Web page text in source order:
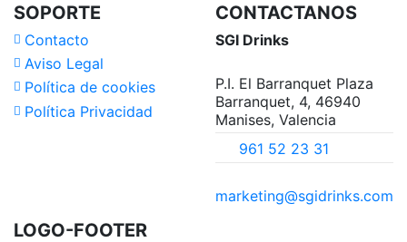
SOPORTE
Contacto
Aviso Legal
Política de cookies
Política Privacidad
CONTACTANOS
SGI Drinks
P.I. El Barranquet Plaza
Barranquet, 4, 46940
Manises, Valencia
961 52 23 31
marketing@sgidrinks.com
LOGO-FOOTER